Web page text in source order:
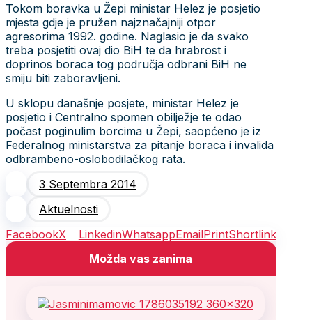
Tokom boravka u Žepi ministar Helez je posjetio
mjesta gdje je pružen najznačajniji otpor
agresorima 1992. godine. Naglasio je da svako
treba posjetiti ovaj dio BiH te da hrabrost i
doprinos boraca tog područja odbrani BiH ne
smiju biti zaboravljeni.
U sklopu današnje posjete, ministar Helez je
posjetio i Centralno spomen obilježje te odao
počast poginulim borcima u Žepi, saopćeno je iz
Federalnog ministarstva za pitanje boraca i invalida
odbrambeno-oslobodilačkog rata.
3 Septembra 2014
Aktuelnosti
FacebookX LinkedinWhatsappEmailPrintShortlink
Možda vas zanima